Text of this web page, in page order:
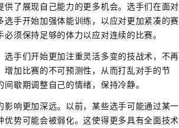
了展现自己能力的更多机会。选手们在面对
手开始加强体能训练，以应对更加紧凑的赛
须保持足够的体力以应对连续的比赛。
手们开始更加注重灵活多变的技战术，不再
加比赛的不可预测性，从而打乱对手的节
歇期调整自己的情绪，保持冷静。
响更加深远。以前，某些选手可能通过某一
势可能会被弱化。这使得更多具有全面技术